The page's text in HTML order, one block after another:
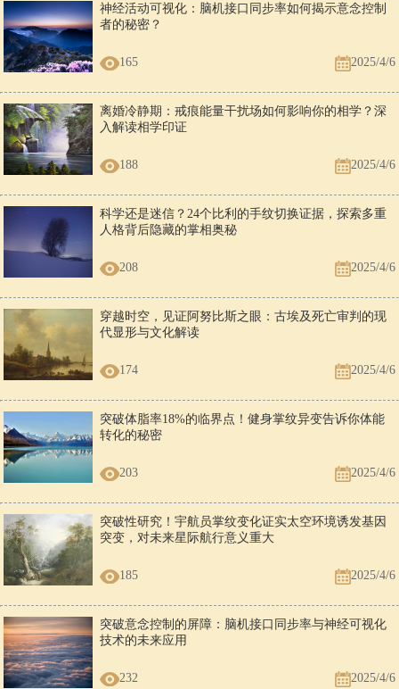
神经活动可视化：脑机接口同步率如何揭示意念控制
者的秘密？
165 2025/4/6
离婚冷静期：戒痕能量干扰场如何影响你的相学？深
入解读相学印证
188 2025/4/6
科学还是迷信？24个比利的手纹切换证据，探索多重
人格背后隐藏的掌相奥秘
208 2025/4/6
穿越时空，见证阿努比斯之眼：古埃及死亡审判的现
代显形与文化解读
174 2025/4/6
突破体脂率18%的临界点！健身掌纹异变告诉你体能
转化的秘密
203 2025/4/6
突破性研究！宇航员掌纹变化证实太空环境诱发基因
突变，对未来星际航行意义重大
185 2025/4/6
突破意念控制的屏障：脑机接口同步率与神经可视化
技术的未来应用
232 2025/4/6